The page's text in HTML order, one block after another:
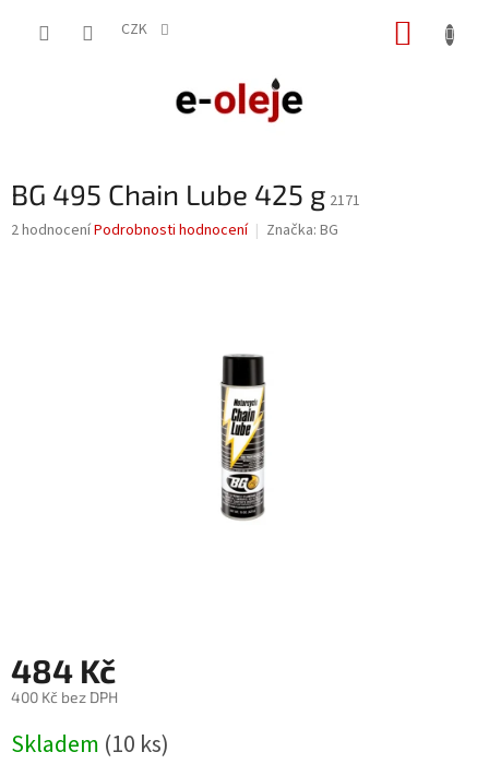
CZK
BG 495 Chain Lube 425 g 2171
Průměrné
2 hodnoceníPodrobnosti hodnocení Značka: BG
484 Kč
400 Kč bez DPH
cena:
Skladem (10 ks)